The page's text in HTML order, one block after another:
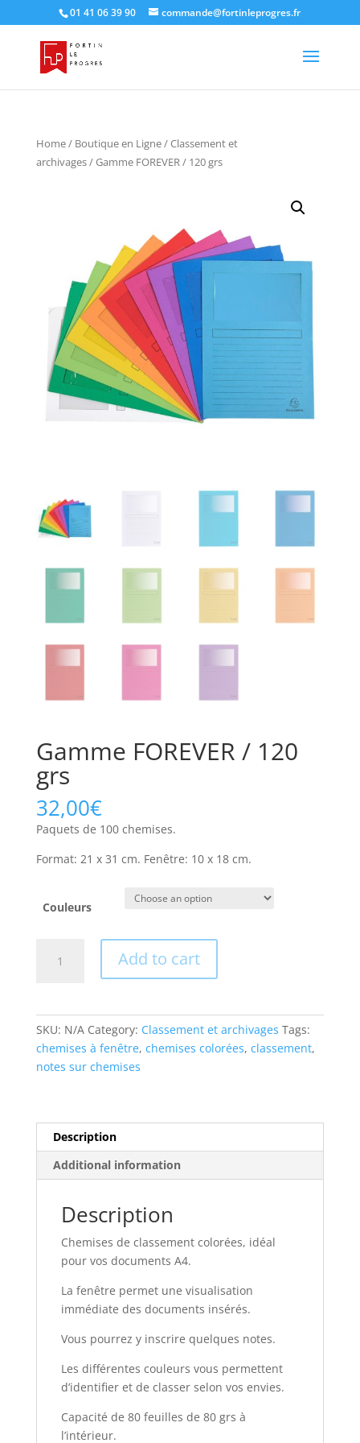
01 41 06 39 90 commande@fortinleprogres.fr
Home/ Boutique en Ligne/Classement et
archivages/ Gamme FOREVER / 120 grs
Gamme FOREVER / 120
grs
32,00€
Paquets de 100 chemises.
Format: 21 x 31 cm. Fenêtre: 10 x 18 cm.
Couleurs
FOREVER
quantity
Add to cart
SKU: N/A Category: Classement et archivages Tags:
chemises à fenêtre, chemises colorées, classement,
notes sur chemises
Description
Additional information
Description
Chemises de classement colorées, idéal
pour vos documents A4.
La fenêtre permet une visualisation
immédiate des documents insérés.
Vous pourrez y inscrire quelques notes.
Les différentes couleurs vous permettent
d’identifier et de classer selon vos envies.
Capacité de 80 feuilles de 80 grs à
l’intérieur.